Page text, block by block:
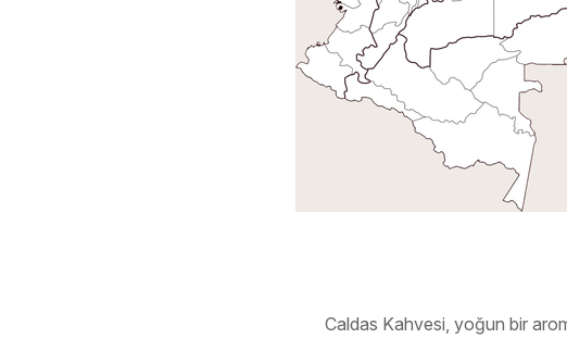
Caldas Kahvesi, yoğun bir